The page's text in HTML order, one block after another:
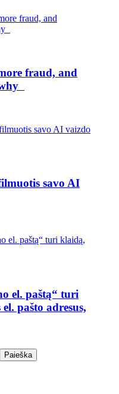
fraud, and
savo AI
el. paštą“ turi
pašto adresus,